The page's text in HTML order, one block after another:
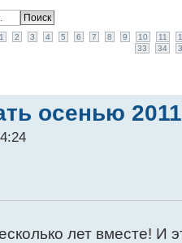
1 2 3 4 5 6 7 8 9 10 11
33
34
осенью
лет вместе! И